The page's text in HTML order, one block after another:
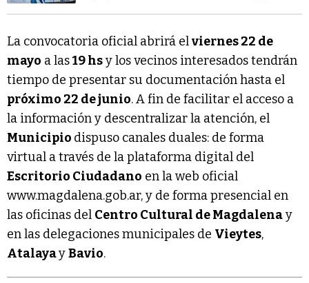
La convocatoria oficial abrirá elviernes 22 de
mayo a las19 hsy los vecinos interesados tendrán
tiempo de presentar su documentación hasta el
próximo 22 de junio. A fin de facilitar el acceso a
la información y descentralizar la atención, el
Municipio dispuso canales duales: de forma
virtual a través de la plataforma digital del
Escritorio Ciudadano en la web oficial
www.magdalena.gob.ar, y de forma presencial en
las oficinas del Centro Cultural de Magdalenay
en las delegaciones municipales de Vieytes,
AtalayayBavio.